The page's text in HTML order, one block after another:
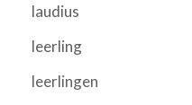
laudius
leerling
leerlingen